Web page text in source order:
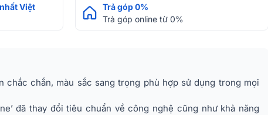
Việt
Trả góp 0%
Trả góp online từ 0%
chắc chắn, màu sắc sang trọng phù hợp sử dụng trong mọi
đã thay đổi tiêu chuẩn về công nghệ cũng như khả năng